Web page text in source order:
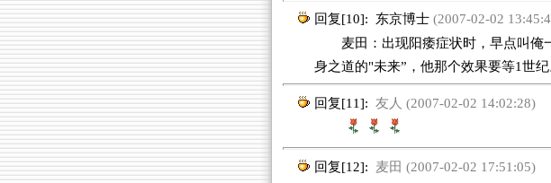
回复[10]: 东京博士(2007-02-02
麦田：出现阳痿症状时，早点叫俺
身之道的"未来”，他那个效果要等1世纪
回复[11]: 友人 (2007-02-02 14:02:28)
回复[12]:
麦田 (2007-02-02 17:51:05)